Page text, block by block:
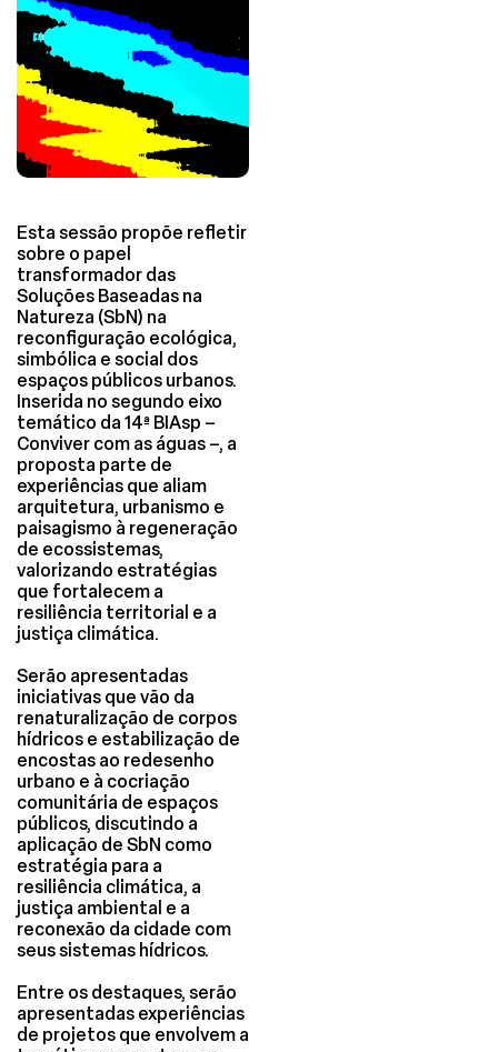
Esta sessão propõe refletir
sobre o papel
transformador das
Soluções Baseadas na
Natureza (SbN) na
reconfiguração ecológica,
simbólica e social dos
espaços públicos urbanos.
Inserida no segundo eixo
temático da 14ª BIAsp –
Conviver com as águas –, a
proposta parte de
experiências que aliam
arquitetura, urbanismo e
paisagismo à regeneração
de ecossistemas,
valorizando estratégias
que fortalecem a
resiliência territorial e a
justiça climática.
Serão apresentadas
iniciativas que vão da
renaturalização de corpos
hídricos e estabilização de
encostas ao redesenho
urbano e à cocriação
comunitária de espaços
públicos, discutindo a
aplicação de SbN como
estratégia para a
resiliência climática, a
justiça ambiental e a
reconexão da cidade com
seus sistemas hídricos.
Entre os destaques, serão
apresentadas experiências
de projetos que envolvem a